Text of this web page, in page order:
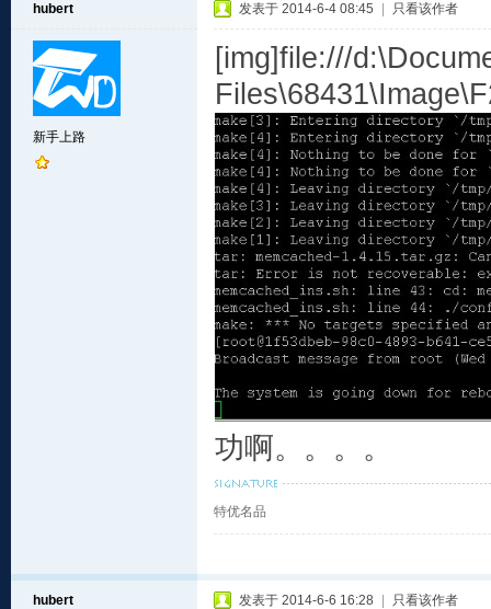
hubert
新手上路
发表于 2014-6-4 08:45 只看该作者
[img]file:///
功啊。。。。
特优名品
hubert 发表于 2014-6-6 16:28 只看该作者